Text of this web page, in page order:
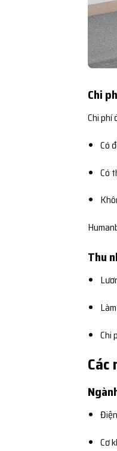
Chi
Chi phí
Có
Có
Thu
Chi
Cơ